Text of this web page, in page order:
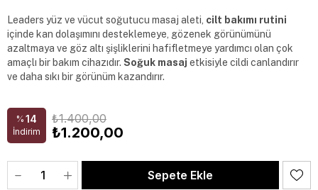
Leaders yüz ve vücut soğutucu masaj aleti, cilt bakımı rutini
içinde kan dolaşımını desteklemeye, gözenek görünümünü
azaltmaya ve göz altı şişliklerini hafifletmeye yardımcı olan çok
amaçlı bir bakım cihazıdır. Soğuk masaj etkisiyle cildi canlandırır
ve daha sıkı bir görünüm kazandırır.
% 14
İndirim
₺1.400,00
₺1.200,00